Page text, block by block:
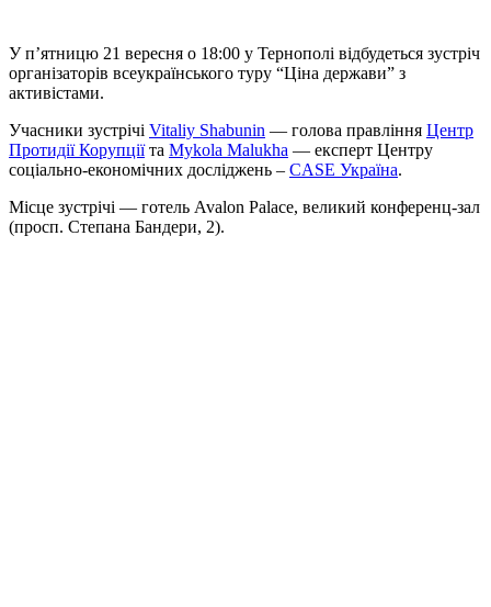
У п’ятницю 21 вересня о 18:00 у Тернополі відбудеться зустріч
організаторів всеукраїнського туру “Ціна держави” з
активістами.
Учасники зустрічі Vitaliy Shabunin — голова правління Центр
Протидії Корупціїта Mykola Malukha — експерт Центру
соціально-економічних досліджень – CASE Україна.
Місце зустрічі — готель Avalon Palace, великий конференц-зал
(просп. Степана Бандери, 2).